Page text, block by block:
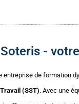
Soteris -
entreprise de formation
(SST). Avec une